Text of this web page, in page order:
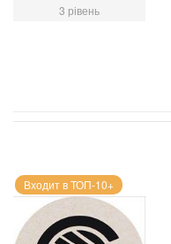
3 рівень
Входит в ТОП-10+